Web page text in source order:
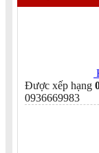
Được xếp hạng
0936669983